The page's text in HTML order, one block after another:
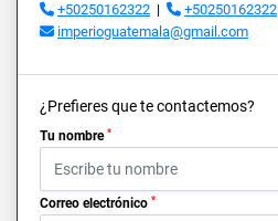
+50250162322 |
+50250162322
imperioguatemala@gmail.com
¿Prefieres que te contactemos?
Tu nombre *
Correo electrónico *